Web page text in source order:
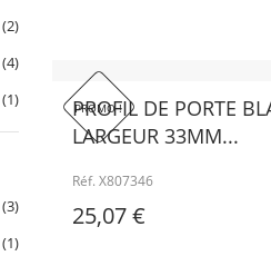
(2)
(4)
(1)
(3)
(1)
PROMO !
PROFIL DE PORTE
LARGEUR 33MM...
Réf. X807346
25,07 €